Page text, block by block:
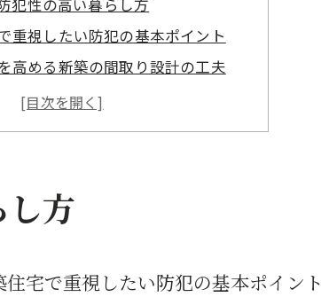
犯性の高い暮らし方
重視したい防犯の基本ポイント
高める新築の間取り設計の工夫
い選びで見逃せない防犯対策
る新築ならではの防犯設備とは
の効果と設置ポイント解説
適した防犯カメラの選び方と効果
はのカメラ設置場所の考え方
方
住宅で重視したい防犯の基本ポイント